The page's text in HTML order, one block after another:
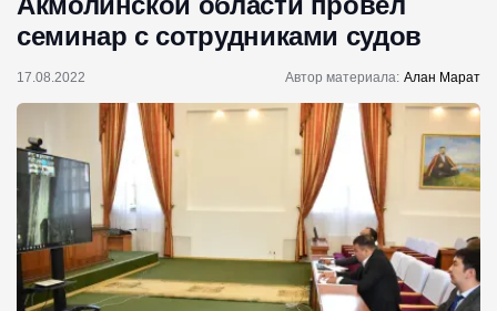
семинар с сотрудниками судов
17.08.2022 Автор материала: Алан Марат